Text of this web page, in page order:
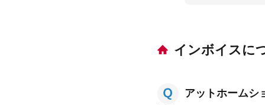
インボイスに
アットホームシ